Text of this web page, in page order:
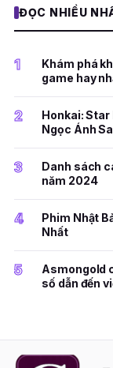
ĐỌC NHIỀU
1
Khám phá
game hay
2
Honkai:
Ngọc Ánh
3
Danh sách
năm 2024
4
Phim Nhật
Nhất
5
Asmongold
số dẫn đến